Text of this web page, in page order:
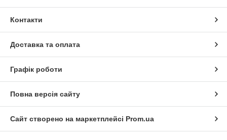
Контакти
Доставка та оплата
Графік роботи
Повна версія сайту
Сайт створено на маркетплейсі Prom.ua